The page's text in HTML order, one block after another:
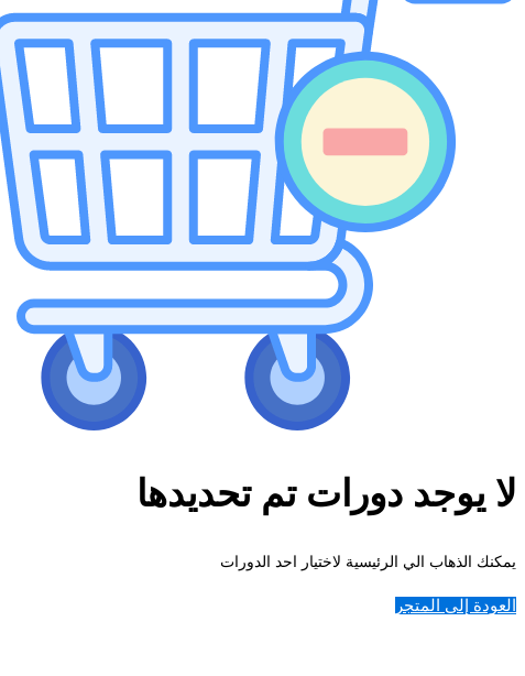
لا يوجد دورات تم تحديدها
يمكنك الذهاب الي الرئيسية لاختيار احد الدورات
العودة إلى المتجر